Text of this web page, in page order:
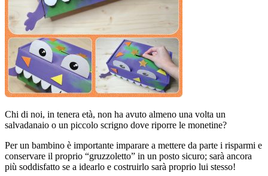
Chi di noi, in tenera età, non ha avuto almeno una volta un
salvadanaio o un piccolo scrigno dove riporre le monetine?
Per un bambino è importante imparare a mettere da parte i risparmi e
conservare il proprio “gruzzoletto” in un posto sicuro; sarà ancora
più soddisfatto se a idearlo e costruirlo sarà proprio lui stesso!